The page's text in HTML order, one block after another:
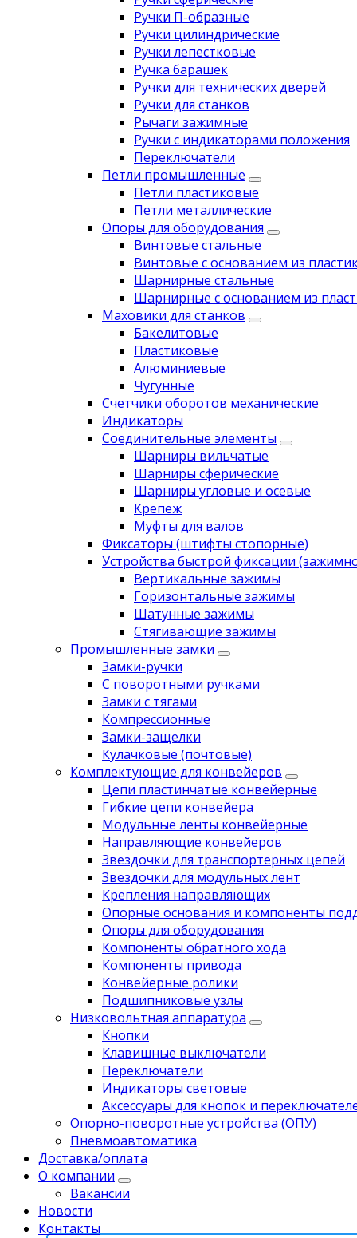
Ручки П-образные
Ручки цилиндрические
Ручки лепестковые
Ручка барашек
Ручки для технических дверей
Ручки для станков
Рычаги зажимные
Ручки с индикаторами положения
Переключатели
Петли промышленные
Петли пластиковые
Петли металлические
Опоры для оборудования
Винтовые стальные
Винтовые с основанием из
Шарнирные стальные
Шарнирные с основанием из
Маховики для станков
Бакелитовые
Пластиковые
Алюминиевые
Чугунные
Счетчики оборотов механические
Индикаторы
Соединительные элементы
Шарниры вильчатые
Шарниры сферические
Шарниры угловые и осевые
Крепеж
Муфты для валов
Фиксаторы (штифты стопорные)
Устройства быстрой фиксации
Вертикальные зажимы
Горизонтальные зажимы
Шатунные зажимы
Стягивающие зажимы
Промышленные замки
Замки-ручки
С поворотными ручками
Замки с тягами
Компрессионные
Замки-защелки
Кулачковые (почтовые)
Комплектующие для конвейеров
Цепи пластинчатые конвейерные
Гибкие цепи конвейера
Модульные ленты конвейерные
Направляющие конвейеров
Звездочки для транспортерных цепей
Звездочки для модульных лент
Крепления направляющих
Опорные основания и компоненты
Опоры для оборудования
Компоненты обратного хода
Компоненты привода
Koнвейерныe pолики
Подшипниковые узлы
Низковольтная аппаратура
Кнопки
Клавишные выключатели
Переключатели
Индикаторы световые
Аксессуары для кнопок и
Опорно-поворотные устройства (ОПУ)
Пневмоавтоматика
Доставка/оплата
О компании
Вакансии
Новости
Контакты